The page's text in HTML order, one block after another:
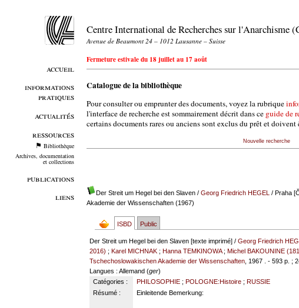
accueil
informations
pratiques
actualités
ressources
Bibliothèque
Archives, documentation
et collections
publications
liens
Centre International de Recherches sur l'Anarchisme
Avenue de Beaumont 24 – 1012 Lausanne – Suisse
Fermeture estivale du 18 juillet au 17 août
Catalogue de la bibliothèque
Pour consulter ou emprunter des documents, voyez la rubrique
l'interface de recherche est sommairement décrit dans ce guide de
certains documents rares ou anciens sont exclus du prêt et doivent
Nouvelle recherche
Der Streit um Hegel bei den Slaven/ Georg Friedrich HEGEL / Praha
Akademie der Wissenschaften (1967)
ISBD Public
Der Streit um Hegel bei den Slaven [texte imprimé] /Georg Friedrich
2016) ;Karel MICHNAK ;Hanna TEMKINOWA;Michel BAKOUNINE
Tschechoslowakischen Akademie der Wissenschaften , 1967 . - 593 p. ;
Langues : Allemand (ger)
Catégories :
PHILOSOPHIE; POLOGNE:Histoire; RUSSIE
Résumé :
Einleitende Bemerkung: